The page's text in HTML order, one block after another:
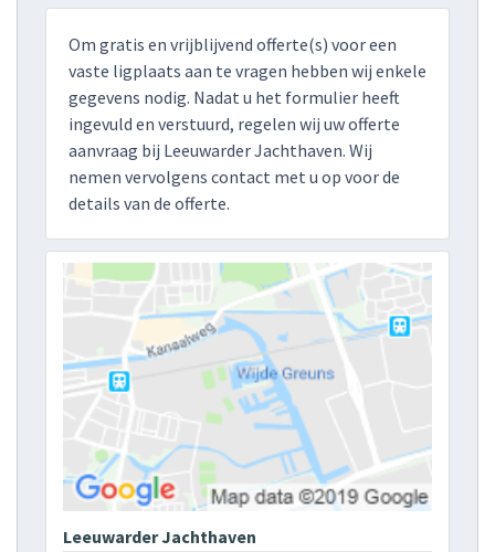
Om gratis en vrijblijvend offerte(s) voor een
vaste ligplaats aan te vragen hebben wij enkele
gegevens nodig. Nadat u het formulier heeft
ingevuld en verstuurd, regelen wij uw offerte
aanvraag bij Leeuwarder Jachthaven. Wij
nemen vervolgens contact met u op voor de
details van de offerte.
Leeuwarder Jachthaven